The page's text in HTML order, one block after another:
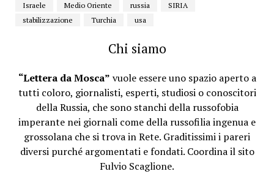
Israele
Medio Oriente russia
SIRIA
stabilizzazione
Turchia usa
Chi siamo
“Lettera da Mosca” vuole essere uno spazio aperto a
tutti coloro, giornalisti, esperti, studiosi o conoscitori
della Russia, che sono stanchi della russofobia
imperante nei giornali come della russofilia ingenua e
grossolana che si trova in Rete. Graditissimi i pareri
diversi purché argomentati e fondati. Coordina il sito
Fulvio Scaglione.